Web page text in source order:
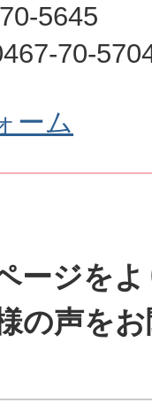
5645
70-
ーム
ージを
の声を